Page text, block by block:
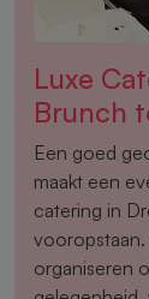
Luxe
Brunch
Een goed
maakt een
catering in
organiseren